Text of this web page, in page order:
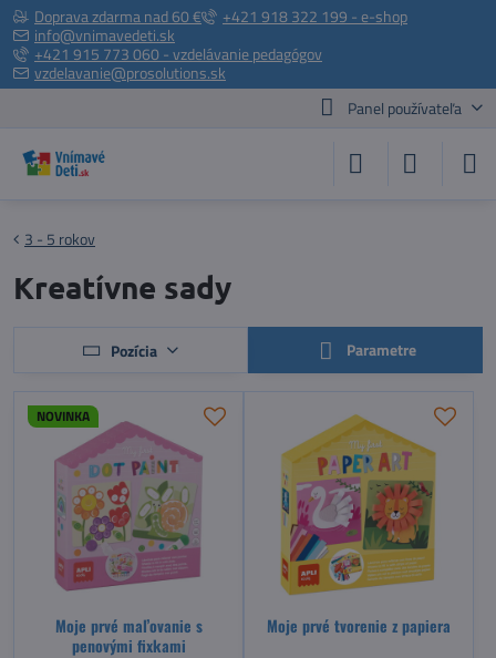
Doprava zdarma nad 60 €
+421 918 322 199 - e-shop
info@vnimavedeti.sk
+421 915 773 060 - vzdelávanie pedagógov
vzdelavanie@prosolutions.sk
Panel používateľa
3 - 5 rokov
Kreatívne sady
Pozícia Parametre
NOVINKA
Moje prvé maľovanie s
penovými fixkami
Moje prvé tvorenie z papiera